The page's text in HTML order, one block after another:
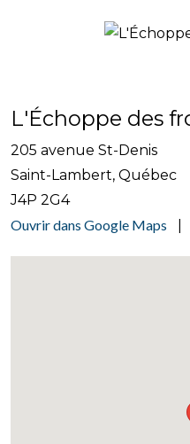
L'Échoppe des
205 avenue St-Denis
Saint-Lambert, Québec
J4P 2G4
Ouvrir dans Google Maps